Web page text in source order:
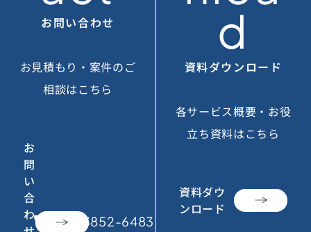
お問い合わせ
お見積もり・案件のご
相談はこちら
お
問
い
合
わcall 050-3852-6483
d
資料ダウンロード
各サービス概要・お役
立ち資料はこちら
資料ダウ
ンロード